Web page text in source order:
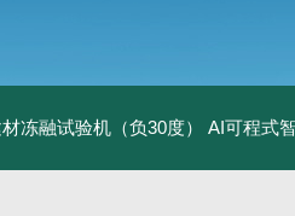
冻融试验机（负30度） AI可程式